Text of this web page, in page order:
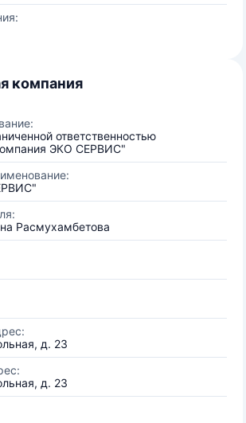
компания
ответственностью
ЭКО СЕРВИС"
Расмухамбетова
д. 23
д. 23